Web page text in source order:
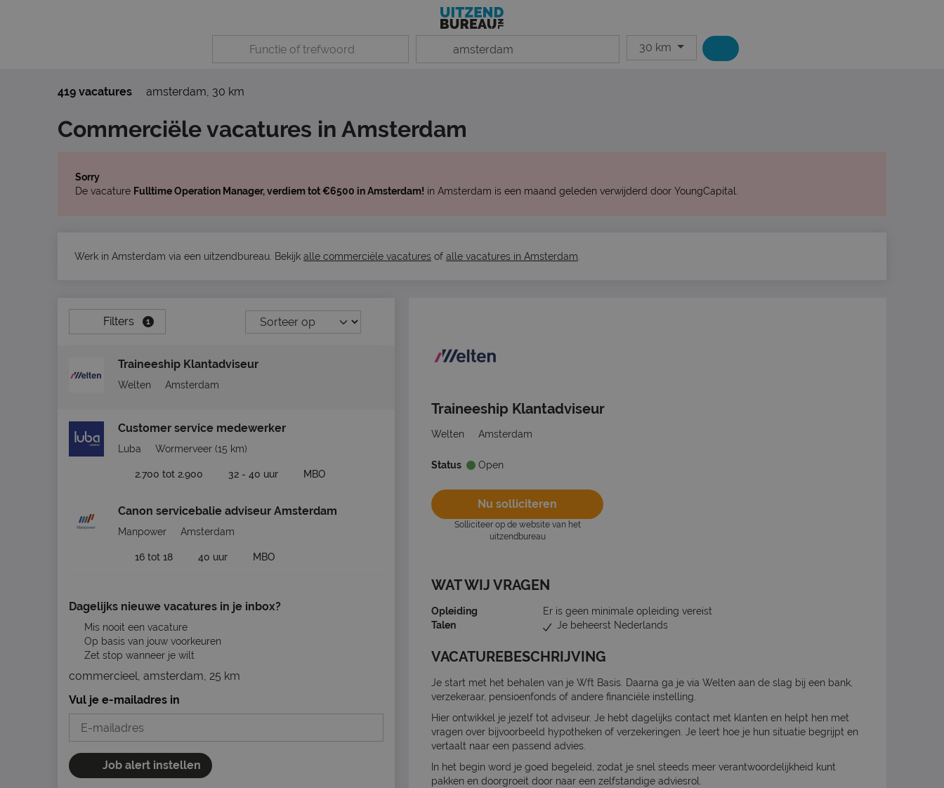
30 km
419 vacatures amsterdam, 30 km
Commerciële vacatures in Amsterdam
Sorry
De vacature Fulltime Operation Manager, verdiem tot €6500 in Amsterdam! in Amsterdam is een maand geleden verwijderd door YoungCapital.
Werk in Amsterdam via een uitzendbureau. Bekijk alle commerciële vacatures of alle vacatures in Amsterdam
Filters 1
Traineeship Klantadviseur
Welten Amsterdam
Customer service medewerker
Luba Wormerveer (15 km)
2.700 tot 2.900 32 - 40 uur MBO
Canon servicebalie adviseur Amsterdam
Manpower Amsterdam
16 tot 18 40 uur MBO
Dagelijks nieuwe vacatures in je inbox?
Mis nooit een vacature
Op basis van jouw voorkeuren
Zet stop wanneer je wilt
commercieel, amsterdam, 25 km
Vul je e-mailadres in
Job alert instellen
Traineeship Klantadviseur
Welten Amsterdam
Status Open
Nu solliciteren
Solliciteer op de website van het
uitzendbureau
WAT WIJ VRAGEN
Opleiding
Er is geen minimale opleiding vereist
Talen
Je beheerst Nederlands
VACATUREBESCHRIJVING
Je start met het behalen van je Wft Basis. Daarna ga je via Welten aan de slag bij een bank,
verzekeraar, pensioenfonds of andere financiële instelling.
Hier ontwikkel je jezelf tot adviseur. Je hebt dagelijks contact met klanten en helpt hen met
vragen over bijvoorbeeld hypotheken of verzekeringen. Je leert hoe je hun situatie begrijpt en
vertaalt naar een passend advies.
In het begin word je goed begeleid, zodat je snel steeds meer verantwoordelijkheid kunt
pakken en doorgroeit door naar een zelfstandige adviesrol.